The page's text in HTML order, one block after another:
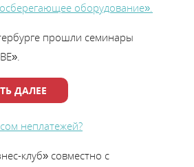
оборудование».
прошли семинары
ДАЛЕЕ
неплатежей?
клуб» совместно с